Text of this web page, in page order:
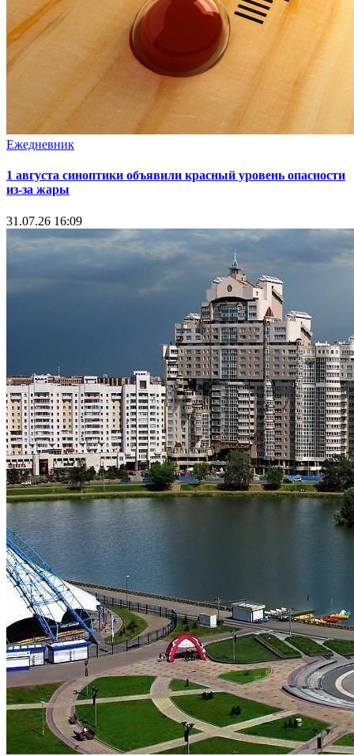
Ежедневник
1 августа синоптики объявили красный уровень опасности
из-за жары
31.07.26 16:09